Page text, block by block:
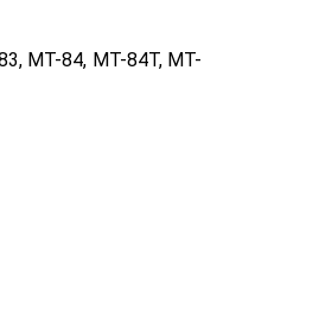
MT-84, MT-84T, MT-